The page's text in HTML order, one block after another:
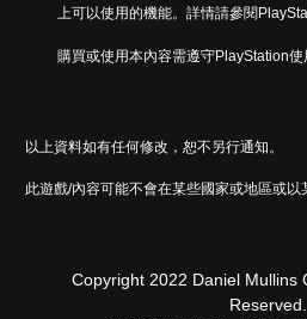
上可以使用的機能。詳情請參閱
購買或使用本內容需遵守PlayStation使
以上資料如有任何修改，恕不另行通知。
此遊戲/內容可能不會在某些國家或地區或以
Copyright 2022 Daniel Mullins
Reserved.